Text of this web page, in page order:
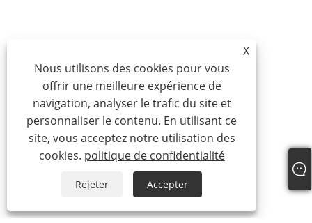
X
Nous utilisons des cookies pour vous
offrir une meilleure expérience de
navigation, analyser le trafic du site et
personnaliser le contenu. En utilisant ce
site, vous acceptez notre utilisation des
cookies. politique de confidentialité
Rejeter Accepter